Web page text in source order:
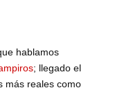
hablamos
; llegado el
más reales como